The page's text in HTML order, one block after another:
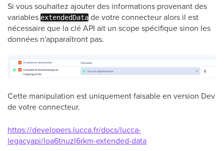
Si vous souhaitez ajouter des informations provenant des
variables extendedData de votre connecteur alors il est
nécessaire que la clé API ait un scope spécifique sinon les
données n'apparaîtront pas.
Cette manipulation est uniquement faisable en version Dev
de votre connecteur.
https://developers.lucca.fr/docs/lucca-
legacyapi/loa6tnuzl6rkm-extended-data